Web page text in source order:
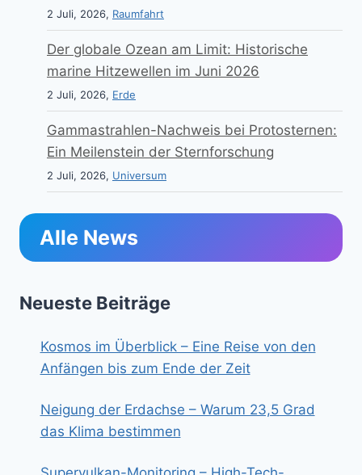
2 Juli, 2026, Raumfahrt
Der globale Ozean am Limit: Historische
marine Hitzewellen im Juni 2026
2 Juli, 2026, Erde
Gammastrahlen-Nachweis bei Protosternen:
Ein Meilenstein der Sternforschung
2 Juli, 2026, Universum
Alle News
Neueste Beiträge
Kosmos im Überblick – Eine Reise von den
Anfängen bis zum Ende der Zeit
Neigung der Erdachse – Warum 23,5 Grad
das Klima bestimmen